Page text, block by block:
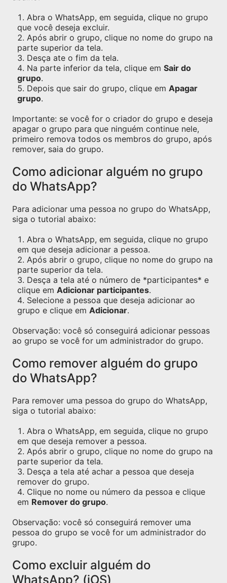
Abra o WhatsApp, em seguida, clique no grupo
que você deseja excluir.
Após abrir o grupo, clique no nome do grupo na
parte superior da tela.
Desça ate o fim da tela.
Na parte inferior da tela, clique em Sair do
grupo.
Depois que sair do grupo, clique em Apagar
grupo.
Importante: se você for o criador do grupo e deseja
apagar o grupo para que ninguém continue nele,
primeiro remova todos os membros do grupo, após
remover, saia do grupo.
Como adicionar alguém no grupo
do WhatsApp?
Para adicionar uma pessoa no grupo do WhatsApp,
siga o tutorial abaixo:
Abra o WhatsApp, em seguida, clique no grupo
em que deseja adicionar a pessoa.
Após abrir o grupo, clique no nome do grupo na
parte superior da tela.
Desça a tela até o número de *participantes* e
clique em Adicionar participantes.
Selecione a pessoa que deseja adicionar ao
grupo e clique em Adicionar.
Observação: você só conseguirá adicionar pessoas
ao grupo se você for um administrador do grupo.
Como remover alguém do grupo
do WhatsApp?
Para remover uma pessoa do grupo do WhatsApp,
siga o tutorial abaixo:
Abra o WhatsApp, em seguida, clique no grupo
em que deseja remover a pessoa.
Após abrir o grupo, clique no nome do grupo na
parte superior da tela.
Desça a tela até achar a pessoa que deseja
remover do grupo.
Clique no nome ou número da pessoa e clique
em Remover do grupo.
Observação: você só conseguirá remover uma
pessoa do grupo se você for um administrador do
grupo.
Como excluir alguém do
WhatsApp? (iOS)